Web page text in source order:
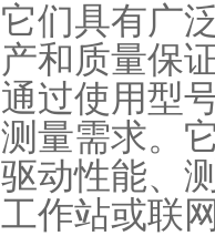
它们具有广
产和质量保
通过使用型
测量需求。
驱动性能、
工作站或联